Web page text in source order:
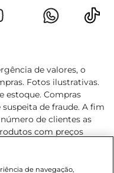
de valores, o
Fotos ilustrativas.
estoque. Compras
de fraude. A fim
de clientes as
com preços
são exclusivos para
de hoje, podendo
de navegação,